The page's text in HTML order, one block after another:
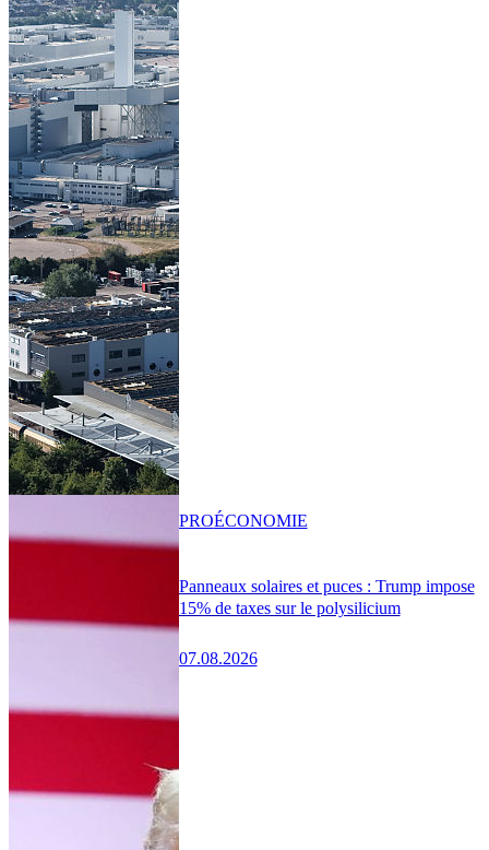
Panneaux solaires et puces : Trump impose
15% de taxes sur le polysilicium
07.08.2026
PROÉCONOMIE